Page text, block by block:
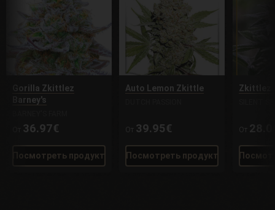
Gorilla Zkittlez
Barney's
36.97€
Посмотреть продукт
Auto Lemon Zkittle
От 39.95€
Посмотреть продукт
Zkittlez
От